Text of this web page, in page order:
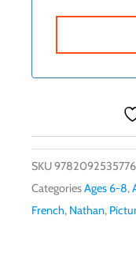
SKU9782092535776
CategoriesAges 6-8,
French, Nathan,